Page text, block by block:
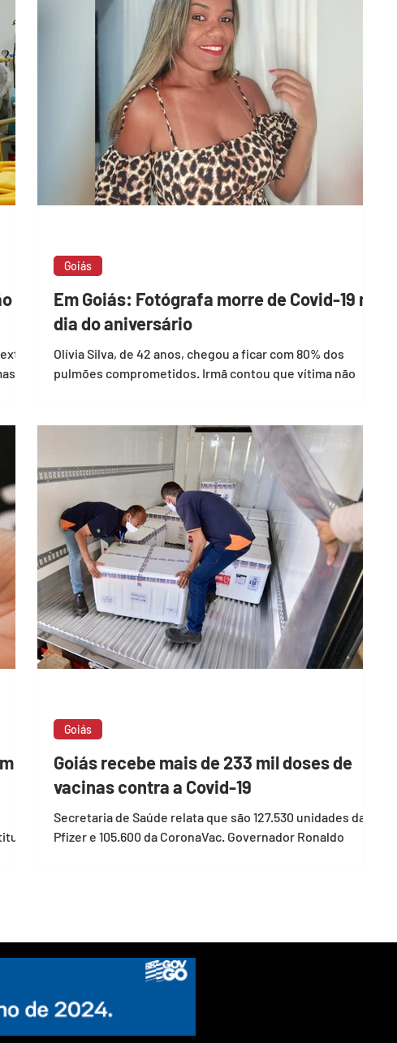
Em Goiás: Fotógrafa morre de Covid-19 no
dia do aniversário
Olívia Silva, de 42 anos, chegou a ficar com 80% dos
pulmões comprometidos. Irmã contou que vítima não
Goiás
a
Goiás recebe mais de 233 mil doses de
vacinas contra a Covid-19
Secretaria de Saúde relata que são 127.530 unidades da
Pfizer e 105.600 da CoronaVac. Governador Ronaldo
Goiás